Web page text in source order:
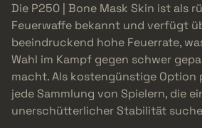
Die P250 | Bone Mask Skin ist als
Feuerwaffe bekannt und verfügt
beeindruckend hohe Feuerrate,
Wahl im Kampf gegen schwer
macht. Als kostengünstige Option
jede Sammlung von Spielern, die
unerschütterlicher Stabilität